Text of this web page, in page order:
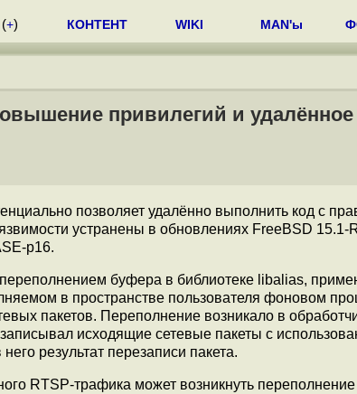
(+) КОНТЕНТ WIKI MAN'ы
привилегий и удалённое
позволяет удалённо выполнить код с
устранены в обновлениях FreeBSD 15.1-
p16.
буфера в библиотеке libalias,
в пространстве пользователя фоновом
пакетов. Переполнение возникало в
исходящие сетевые пакеты с
результат перезаписи пакета.
RTSP-трафика может возникнуть переполнение